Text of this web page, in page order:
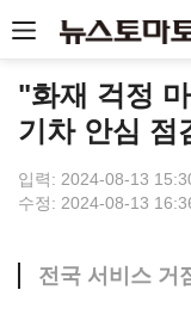
"화재 걱정
기차 안심 점
입력: 2024-08-13
수정: 2024-08-13
전국 서비스 거